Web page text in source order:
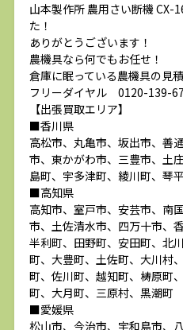
山本製作所 農用さい断機 CX-
た！
ありがとうございます！
農機具なら何でもお任せ！
倉庫に眠っている農機具の見
フリーダイヤル 0120-139-
【出張買取エリア】
■香川県
高松市、丸亀市、坂出市、善
市、東かがわ市、三豊市、土
島町、宇多津町、綾川町、琴
■高知県
高知市、室戸市、安芸市、南
市、土佐清水市、四万十市、
半利町、田野町、安田町、北
町、大豊町、土佐町、大川村
町、佐川町、越知町、梼原町
町、大月町、三原村、黒潮町
■愛媛県
松山市、今治市、宇和島市、